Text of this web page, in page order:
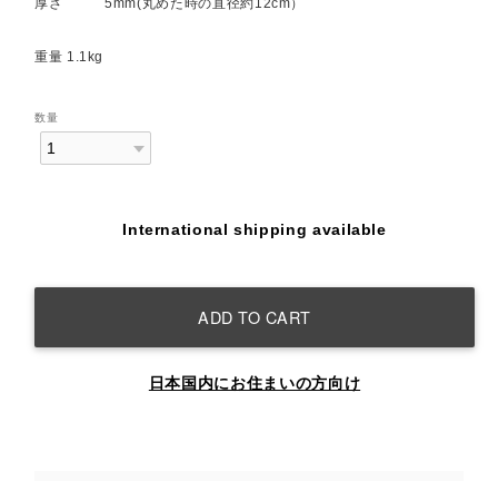
厚さ 5mm(丸めた時の直径約12cm）
重量 1.1kg
数量
International shipping available
ADD TO CART
日本国内にお住まいの方向け